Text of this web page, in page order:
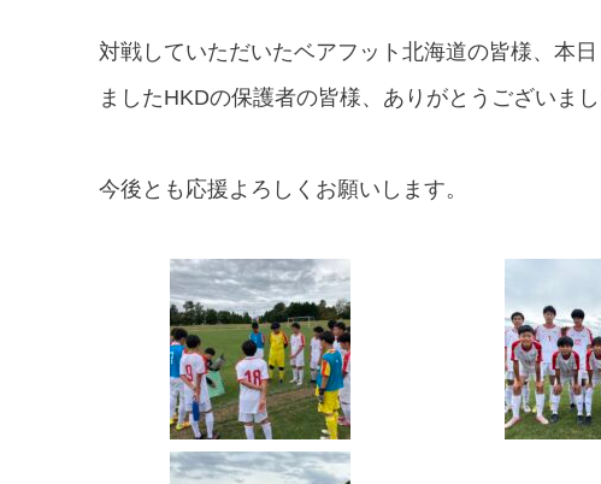
対戦していただいたベアフット北海道の皆様、本
ましたHKDの保護者の皆様、ありがとうございまし
今後とも応援よろしくお願いします。